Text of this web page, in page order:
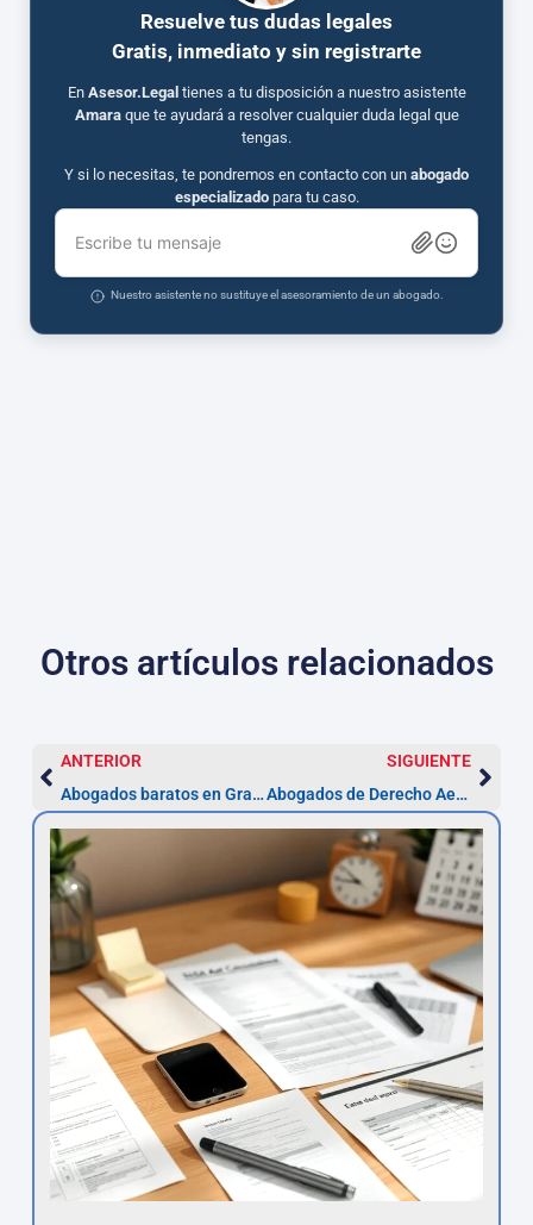
Resuelve tus dudas legales
Gratis, inmediato y sin registrarte
En Asesor.Legal tienes a tu disposición a nuestro asistente
Amaraque te ayudará a resolver cualquier duda legal que
tengas.
Y si lo necesitas, te pondremos en contacto con un abogado
especializadopara tu caso.
Escribe tu mensaje
Nuestro asistente no sustituye el asesoramiento de un abogado.
Otros artículos relacionados
ANTERIOR
Abogados baratos en Granada | Asesor.Legal
SIGUIENTE
Abogados de Derecho Aeroespacial en Pamplona